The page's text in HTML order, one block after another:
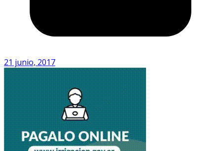
21 junio, 2017